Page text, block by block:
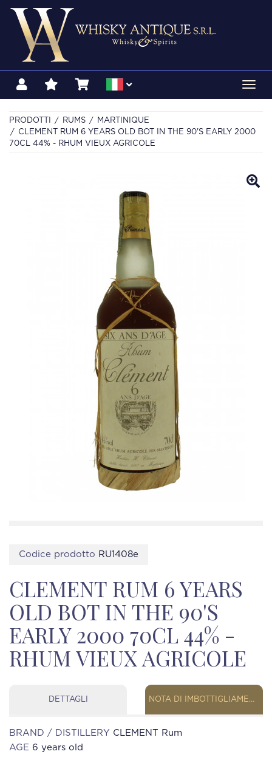
PRODOTTI RUMS
MARTINIQUE
CLEMENT RUM 6 YEARS OLD BOT IN THE 90'S EARLY 2000
70CL 44% - RHUM VIEUX AGRICOLE
Codice prodotto RU1408e
CLEMENT RUM 6 YEARS
OLD BOT IN THE 90'S
EARLY 2000 70CL 44% -
RHUM VIEUX AGRICOLE
DETTAGLI NOTA DI IMBOTTIGLIAMENTO
BRAND / DISTILLERY CLEMENT Rum
AGE 6 years old